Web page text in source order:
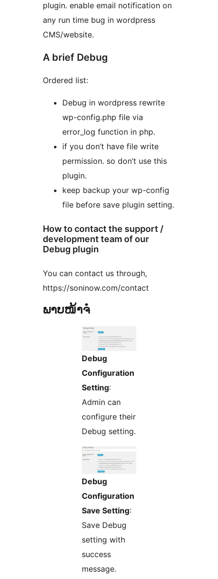
plugin. enable email notification on
any run time bug in wordpress
CMS/website.
A brief Debug
Ordered list:
Debug in wordpress rewrite
wp-config.php file via
error_log function in php.
if you don’t have file write
permission. so don’t use this
plugin.
keep backup your wp-config
file before save plugin setting.
How to contact the support /
development team of our
Debug plugin
You can contact us through,
https://soninow.com/contact
ພາບໜ້າຈໍ
Debug
Configuration
Setting:
Admin can
configure their
Debug setting.
Debug
Configuration
Save Setting:
Save Debug
setting with
success
message.